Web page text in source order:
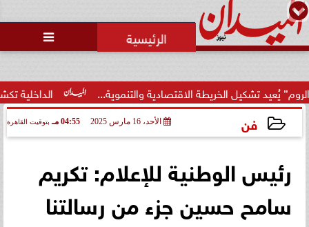

الداخلية تكشف تفاصيل الخريطة الاقتصادية والتنموية...
فن الأحد، 16 مارس 2025 04:55 مـ بتوقيت القاهرة
رئيس الوطنية للإعلام: تكريم
سامح حسين جزء من رسالتنا